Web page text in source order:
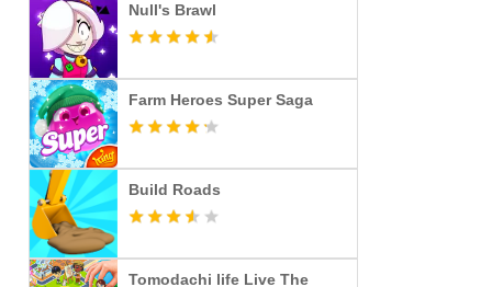
Null's Brawl
Farm Heroes Super Saga
Build Roads
Tomodachi life Live The